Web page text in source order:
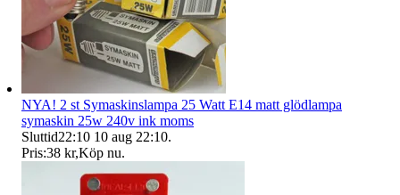
NYA! 2 st Symaskinslampa 25 Watt E14 matt glödlampa
symaskin 25w 240v ink moms
Sluttid22:10 10 aug 22:10.
Pris:38 kr,Köp nu.